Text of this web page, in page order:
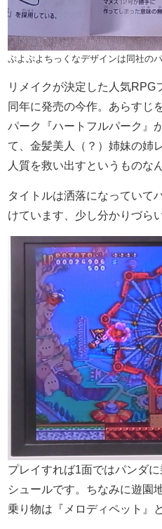
ぷよぷよちっくなデザインは同社の
リメイクが決定した人気RPG
同年に発売の今作。あらすじ
パーク『ハートフルパーク』
て、金髪美人（？）姉妹の姉
人質を救い出すというものな
タイトルは洒落になっていて
けています、少し分かりづら
プレイすれば1面ではパンダ
シュールです。ちなみに遊園
乗り物は『メロディペット』